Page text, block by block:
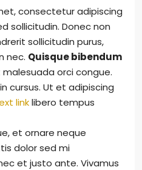
consectetur adipiscing
sollicitudin. Donec non
sollicitudin purus,
nec. Quisque bibendum
malesuada orci congue.
cursus. Ut et adipiscing
linklibero tempus
et ornare neque
dolor sed mi
et justo ante. Vivamus